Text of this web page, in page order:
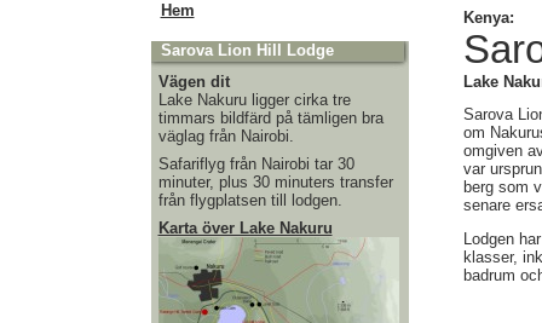
Hem
Sarova Lion Hill Lodge
Vägen dit
Lake Nakuru ligger cirka tre
timmars bildfärd på tämligen bra
väglag från Nairobi.
Safariflyg från Nairobi tar 30
minuter, plus 30 minuters transfer
från flygplatsen till lodgen.
Karta över Lake Nakuru
Kenya:
Lake
Sarova
om
omgiven
var
berg som
senare
Lodgen
klasser,
badrum